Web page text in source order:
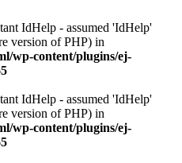
IdHelp - assumed 'IdHelp'
version of PHP) in
wp-content/plugins/ej-
IdHelp - assumed 'IdHelp'
version of PHP) in
wp-content/plugins/ej-